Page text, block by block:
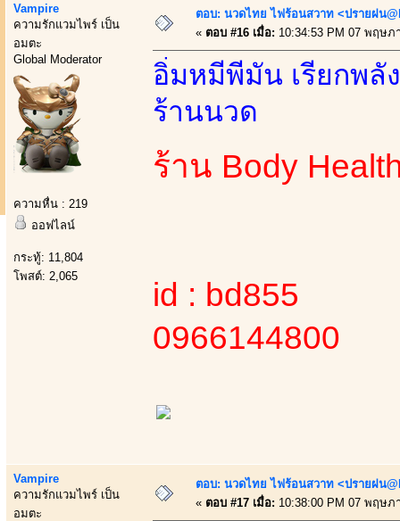
Vampire
ความรักแวมไพร์ เป็น
อมตะ
Global Moderator
ความหื่น : 219
ออฟไลน์
กระทู้: 11,804
โพสต์: 2,065
ตอบ: นวดไทย ไฟร้อนสวาท <ปรายฝน
« ตอบ #16 เมื่อ: 10:34:53 PM 07 พฤษภ
อิ่มหมีพีมัน เรียกพลั
ร้านนวด
ร้าน Body
id : bd855
0966144800
Vampire
ความรักแวมไพร์ เป็น
อมตะ
ตอบ: นวดไทย ไฟร้อนสวาท <ปรายฝน
« ตอบ #17 เมื่อ: 10:38:00 PM 07 พฤษภ